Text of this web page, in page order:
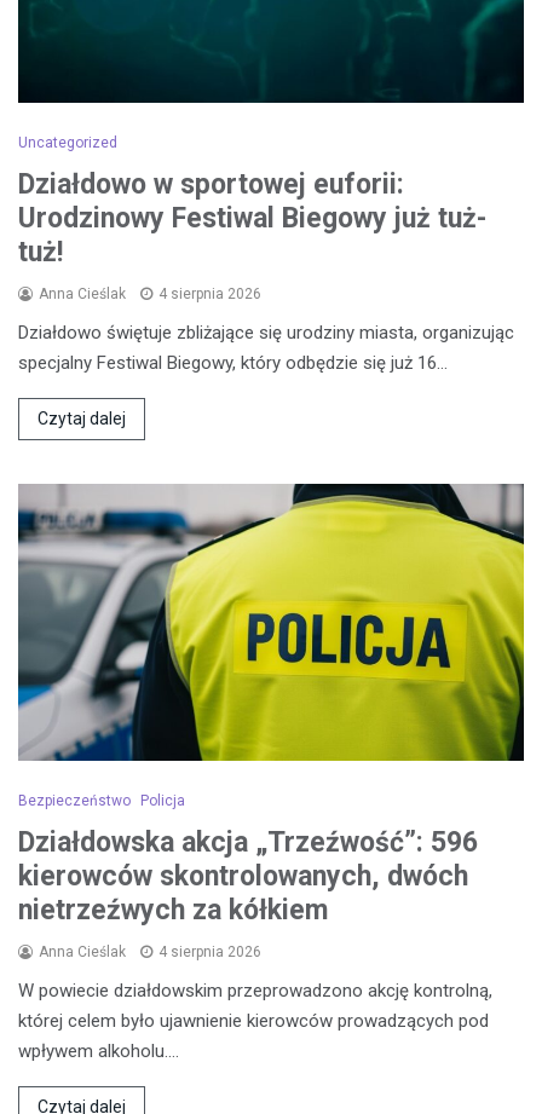
Uncategorized
Działdowo w sportowej euforii:
Urodzinowy Festiwal Biegowy już tuż-
tuż!
Anna Cieślak 4 sierpnia 2026
Działdowo świętuje zbliżające się urodziny miasta, organizując
specjalny Festiwal Biegowy, który odbędzie się już 16…
Czytaj dalej
Bezpieczeństwo Policja
Działdowska akcja „Trzeźwość”: 596
kierowców skontrolowanych, dwóch
nietrzeźwych za kółkiem
Anna Cieślak 4 sierpnia 2026
W powiecie działdowskim przeprowadzono akcję kontrolną,
której celem było ujawnienie kierowców prowadzących pod
wpływem alkoholu.…
Czytaj dalej